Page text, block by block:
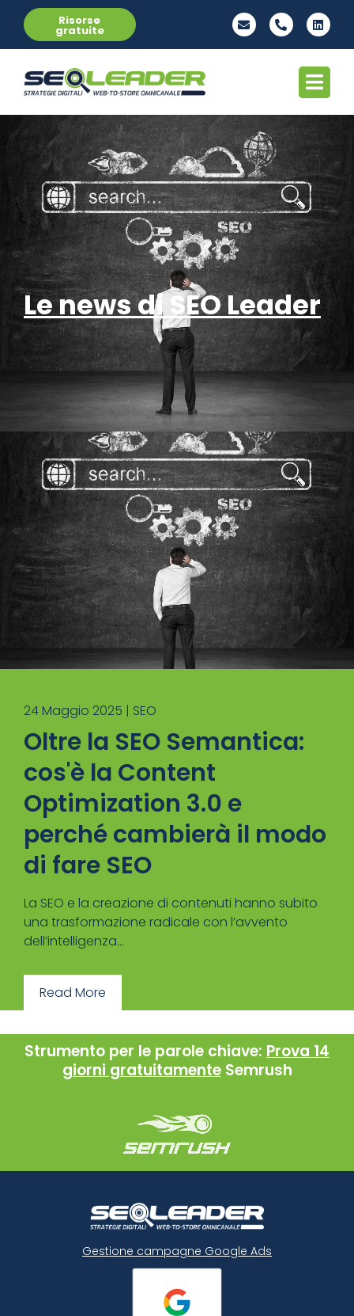
Risorse
gratuite
Le news di SEO Leader
24 Maggio 2025 | SEO
Oltre la SEO Semantica:
cos'è la Content
Optimization 3.0 e
perché cambierà il modo
di fare SEO
La SEO e la creazione di contenuti hanno subito
una trasformazione radicale con l’avvento
dell’intelligenza...
Read More
Strumento per le parole chiave: Prova 14
giorni gratuitamente Semrush
Gestione campagne Google Ads